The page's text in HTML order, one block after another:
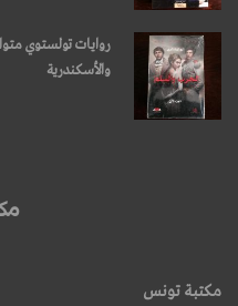
روايات تولستوي
والأسكندرية
مكتبة تونس